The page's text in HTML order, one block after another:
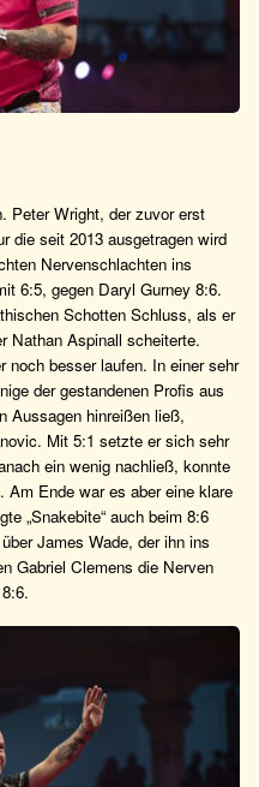
Peter Wright, der zuvor erst
die seit 2013 ausgetragen wird
Nervenschlachten ins
6:5, gegen Daryl Gurney 8:6.
Schotten Schluss, als er
Nathan Aspinall scheiterte.
noch besser laufen. In einer sehr
der gestandenen Profis aus
Aussagen hinreißen ließ,
Mit 5:1 setzte er sich sehr
ein wenig nachließ, konnte
Am Ende war es aber eine klare
„Snakebite“ auch beim 8:6
James Wade, der ihn ins
Gabriel Clemens die Nerven